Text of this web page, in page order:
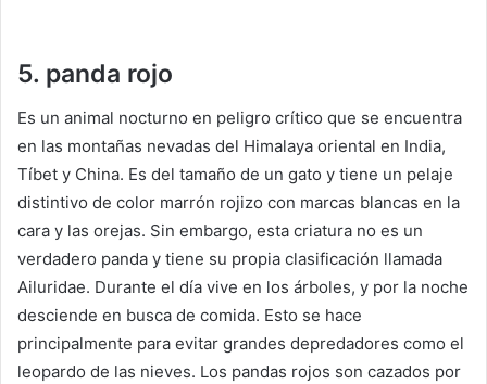
5. panda rojo
Es un animal nocturno en peligro crítico que se encuentra
en las montañas nevadas del Himalaya oriental en India,
Tíbet y China. Es del tamaño de un gato y tiene un pelaje
distintivo de color marrón rojizo con marcas blancas en la
cara y las orejas. Sin embargo, esta criatura no es un
verdadero panda y tiene su propia clasificación llamada
Ailuridae. Durante el día vive en los árboles, y por la noche
desciende en busca de comida. Esto se hace
principalmente para evitar grandes depredadores como el
leopardo de las nieves. Los pandas rojos son cazados por